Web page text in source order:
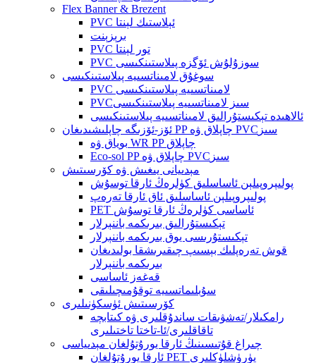
Flex Banner & Brezent
PVC ئېلاستىك لېنتا
برېزېنت
PVC تور لېنتا
PVC سوزۇلۇش ئۆگزە پىلاستىنكىسى
سوغۇق لامىناتسىيە پىلاستىنكىسى
PVC لامىناتسىيە پىلاستىنكىسى
PVCسىز لامىناتسىيە پىلاستىنكىسى
ئالاھىدە تېكىستۇرالىق لامىناتسىيە پىلاستىنكىسى
ئۆز-ئۆزىگە چاپلىشىدىغان PP چاپلاق ۋە PVCسىز
بوياق ۋە WR PP چاپلاق
Eco-sol PP چاپلاق ۋە PVCسىز
مېدىيانى يىغىش ۋە كۆرسىتىش
پولىپروپىلېن ئاساسلىق كۈلرەڭ ئارقا توسۇش
پولىپروپىلېن ئاساسلىق ئاق ئارقا تەرەپ
PET ئاساسى كۈلرەڭ ئارقا توسۇش
تېكىستۇرالىق بىرىكمە باننېرلار
تېكىستۇرىسى يوق بىرىكمە باننېرلار
قوش تەرەپلىك بېسىپ چىقىرىشقا بولىدىغان
بىرىكمە باننېرلار
قەغەز ئاساسى
سۇبلىماتسىيە توقۇمىچىلىقى
كۆرسىتىش ئۈسكۈنىلىرى
رامكىلار/تەشۋىقات ساندۇقلىرى ۋە كىتابچە
تاقاقلىرى/ئا-تاختا تاختىلىرى
چىراغ قۇتىسىنىڭ ئارقا يورۇتۇلغان مېدىياسى
ئارقا يورۇتۇلغان PET يۈرۈشلۈكلىرى